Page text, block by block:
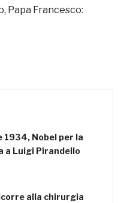
Papa Francesco:
1934, Nobel per la
Luigi Pirandello
alla chirurgia